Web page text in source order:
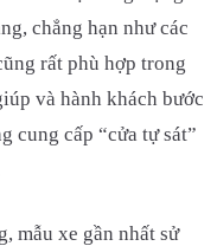
chẳng hạn như các
rất phù hợp trong
và hành khách bước
cung cấp “cửa tự sát”
mẫu xe gần nhất sử